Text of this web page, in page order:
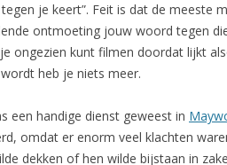
je keert”. Feit is dat de meeste
ontmoeting jouw woord tegen
ongezien kunt filmen doordat lijkt
heb je niets meer.
een handige dienst geweest in
omdat er enorm veel klachten
dekken of hen wilde bijstaan in